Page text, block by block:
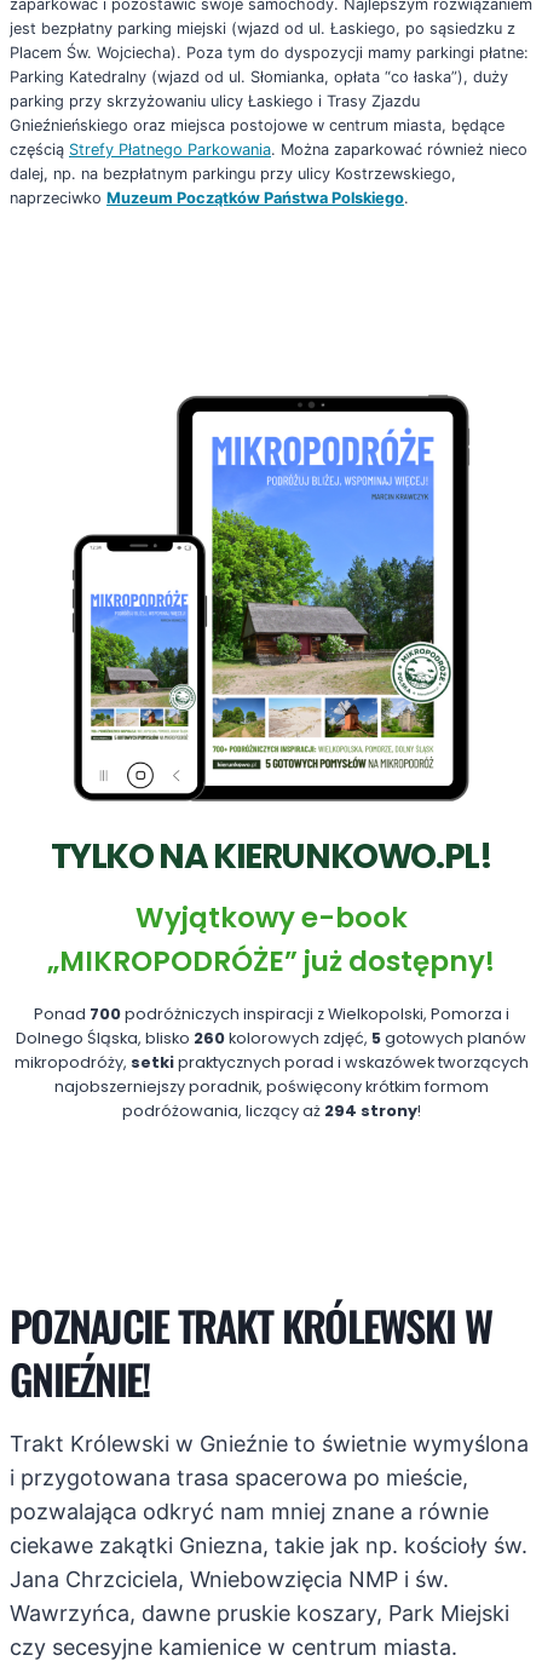
zaparkować i pozostawić swoje samochody. Najlepszym rozwiązaniem
jest bezpłatny parking miejski (wjazd od ul. Łaskiego, po sąsiedzku z
Placem Św. Wojciecha). Poza tym do dyspozycji mamy parkingi płatne:
Parking Katedralny (wjazd od ul. Słomianka, opłata “co łaska”), duży
parking przy skrzyżowaniu ulicy Łaskiego i Trasy Zjazdu
Gnieźnieńskiego oraz miejsca postojowe w centrum miasta, będące
częścią Strefy Płatnego Parkowania. Można zaparkować również nieco
dalej, np. na bezpłatnym parkingu przy ulicy Kostrzewskiego,
naprzeciwko Muzeum Początków Państwa Polskiego.
TYLKO NA KIERUNKOWO.PL!
Wyjątkowy e-book
„MIKROPODRÓŻE” już dostępny!
Ponad 700podróżniczych inspiracji z Wielkopolski, Pomorza i
Dolnego Śląska, blisko 260kolorowych zdjęć, 5gotowych planów
mikropodróży, setkipraktycznych porad i wskazówek tworzących
najobszerniejszy poradnik, poświęcony krótkim formom
podróżowania, liczący aż 294 strony!
POZNAJCIE TRAKT KRÓLEWSKI W
GNIEŹNIE!
Trakt Królewski w Gnieźnie to świetnie wymyślona
i przygotowana trasa spacerowa po mieście,
pozwalająca odkryć nam mniej znane a równie
ciekawe zakątki Gniezna, takie jak np. kościoły św.
Jana Chrzciciela, Wniebowzięcia NMP i św.
Wawrzyńca, dawne pruskie koszary, Park Miejski
czy secesyjne kamienice w centrum miasta.